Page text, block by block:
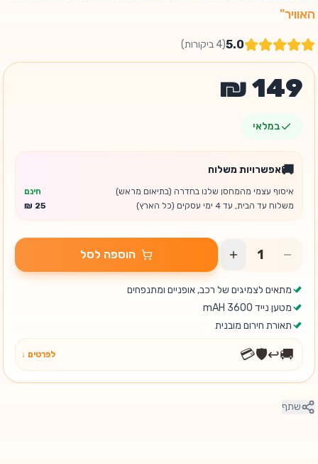
האוויר"
5.0
(
4 ביקורות)
במלאי
🚚אפשרויות משלוח
איסוף עצמי מהמחסן שלנו בחדרה (בתיאום מראש)
חינם
משלוח עד הבית, עד 4 ימי עסקים (כל הארץ)
הוספה לסל
מתאים לצמיגים של רכב, אופניים ומתנפחים
מטען נייד 3600 mAH
תאורת חירום מובנית
🚚
↩️
🛡️
💳 לפרטים ↓
שתף